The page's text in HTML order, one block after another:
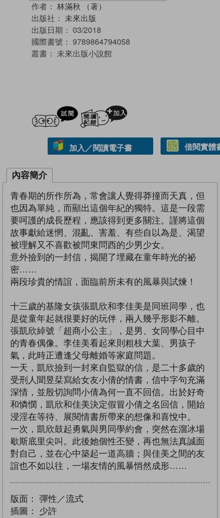
作者： 林滿秋 （著）
出版社： 未來出版
出版日期： 03/2018
國際書號： 9789864794058
叢書： 未來出版小說館
試閲
加入／閱讀電子書 借閱實體
內容簡介
青春期的所作所為，常會讓人覺得莽撞而天真，但
也因為單純，而顯出這個年紀的獨特。這是一段需
要呵護的成長歷程，應該得到更多關注。謹將這個
故事獻給迷惘、混亂、害羞、有些自以為是、渴望
被理解又不喜歡被問東問西的少男少女。
意外撿到的一封信，揭開了埋藏在童年時光的祕
密……
兩段珍貴的情誼，面臨前所未有的風暴與試煉！
十三歲的基隆女孩張凱欣和李佳美是同班同學，也
是從童年起就很要好的玩伴，兩人幾乎形影不離。
張凱欣綽號「超商小公主」，是男、女同學心目中
的青春偶像。李佳美看起來則粗枝大葉、男孩子
氣，此時正遭逢父母離婚等家庭問題。
一天，凱欣撿到一封來自監獄的信，是二十多歲的
受刑人聞昱栞寫給女友小倩的情書，信中字句充滿
深情，並殷切詢問小倩為何一直不回信。出於好奇
和憐憫，凱欣和佳美決定假冒小倩之名回信，開始
浸淫在等待、展閱情書所帶來的想像和喜悅中。
一次，凱欣鼓起勇氣與男同學約會，突然在溜冰場
歇斯底里尖叫。此後她個性丕變，再也無法真誠面
對自己，並在心中築起一道高牆；與佳美之間的友
誼也不如以往，一場友情的風暴悄然成形……
版面：
彈性／流式
插圖：
少許